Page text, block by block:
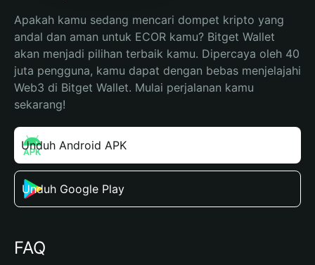
Apakah kamu sedang mencari dompet kripto yang
andal dan aman untuk ECOR kamu? Bitget Wallet
akan menjadi pilihan terbaik kamu. Dipercaya oleh 40
juta pengguna, kamu dapat dengan bebas menjelajahi
Web3 di Bitget Wallet. Mulai perjalanan kamu
sekarang!
Unduh Android APK
Unduh Google Play
FAQ